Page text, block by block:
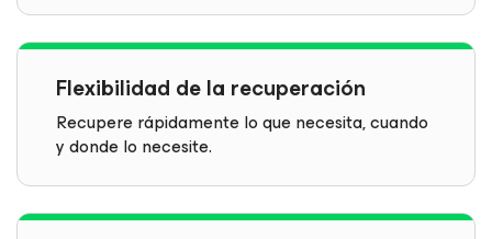
Flexibilidad de la recuperación
Recupere rápidamente lo que necesita, cuando
y donde lo necesite.